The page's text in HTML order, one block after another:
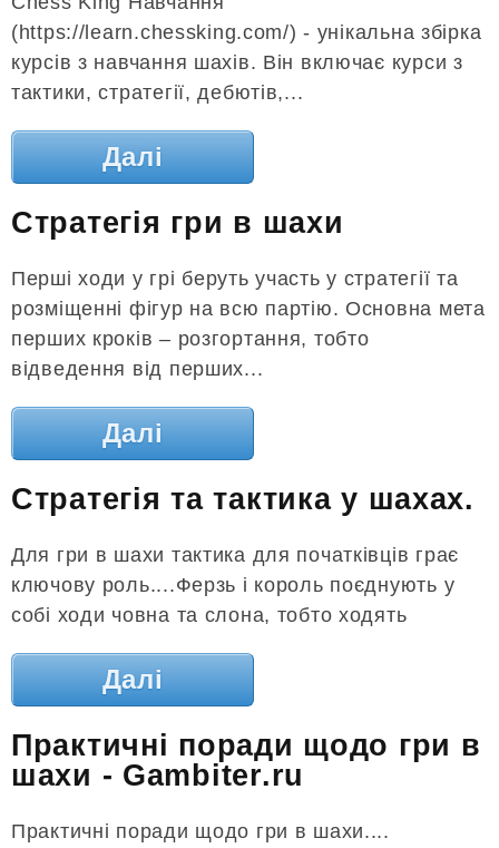
(https://learn.chessking.com/) - унікальна збірка
курсів з навчання шахів. Він включає курси з
тактики, стратегії, дебютів,...
Далі
Стратегія гри в шахи
Перші ходи у грі беруть участь у стратегії та
розміщенні фігур на всю партію. Основна мета
перших кроків – розгортання, тобто
відведення від перших...
Далі
Стратегія та тактика у шахах.
Для гри в шахи тактика для початківців грає
ключову роль....Ферзь і король поєднують у
собі ходи човна та слона, тобто ходять
Далі
Практичні поради щодо гри в
шахи - Gambiter.ru
Практичні поради щодо гри в шахи....